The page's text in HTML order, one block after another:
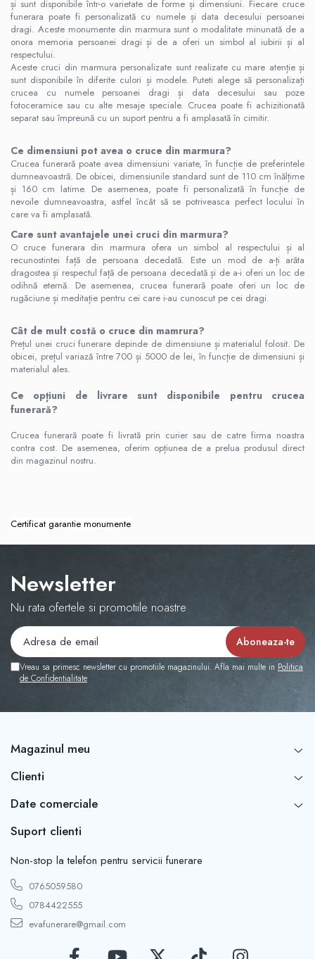
și sunt disponibile într-o varietate de forme și dimensiuni. Fiecare cruce
funerara poate fi personalizată cu numele și data decesului persoanei
dragi. Aceste monumente din marmura sunt o modalitate minunată de a
onora memoria persoanei dragi și de a oferi un simbol al iubirii și al
respectului.
Aceste cruci din marmura personalizate sunt realizate cu mare atenție și
sunt disponibile în diferite culori și modele. Puteti alege să personalizați
crucea cu numele persoanei dragi și data decesului sau poze
fotoceramice sau cu alte mesaje speciale. Crucea poate fi achizitionată
separat sau împreună cu un suport pentru a fi amplasată în cimitir.
Ce dimensiuni pot avea o cruce din marmura?
Crucea funerară poate avea dimensiuni variate, în funcție de preferintele
dumneavoastră. De obicei, dimensiunile standard sunt de 110 cm înălțime
și 160 cm latime. De asemenea, poate fi personalizată în funcție de
nevoile dumneavoastra, astfel încât să se potriveasca perfect locului în
care va fi amplasată.
Care sunt avantajele unei cruci din marmura?
O cruce funerara din marmura ofera un simbol al respectului și al
recunostintei față de persoana decedată. Este un mod de a-ți arăta
dragostea și respectul față de persoana decedată și de a-i oferi un loc de
odihnă eternă. De asemenea, crucea funerară poate oferi un loc de
rugăciune și meditație pentru cei care i-au cunoscut pe cei dragi.
Cât de mult costă o cruce din mamrura?
Prețul unei cruci funerare depinde de dimensiune și materialul folosit. De
obicei, prețul variază între 700 și 5000 de lei, în funcție de dimensiuni și
materialul ales.
Ce opțiuni de livrare sunt disponibile pentru crucea
funerară?
Crucea funerară poate fi livrată prin curier sau de catre firma noastra
contra cost. De asemenea, oferim opțiunea de a prelua produsul direct
din magazinul nostru.
Certificat garantie monumente
Newsletter
Nu rata ofertele si promotiile noastre
Vreau sa primesc newsletter cu promotiile magazinului. Afla mai multe in Politica
de Confidentialitate
Magazinul meu
Clienti
Date comerciale
Suport clienti
Non-stop la telefon pentru servicii funerare
0765059580
0784422555
evafunerare@gmail.com